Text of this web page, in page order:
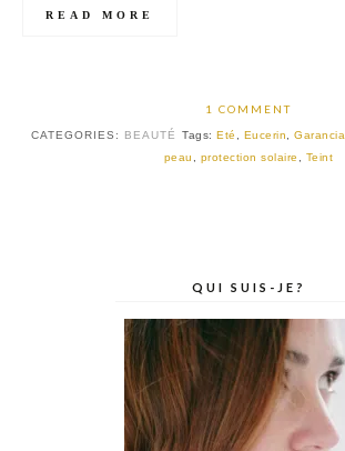
READ MORE
1 COMMENT
CATEGORIES: BEAUTÉ Tags:Eté Eucerin ,Garancia
peau
protection solaire Teint
QUI SUIS-JE?